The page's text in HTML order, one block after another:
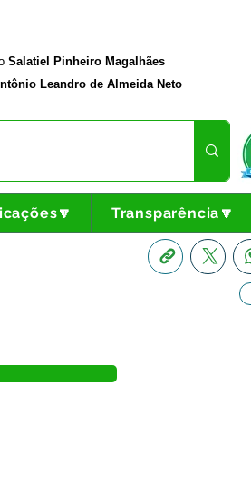
Salatiel Pinheiro Magalhães
Leandro de Almeida Neto
Transparência🔽